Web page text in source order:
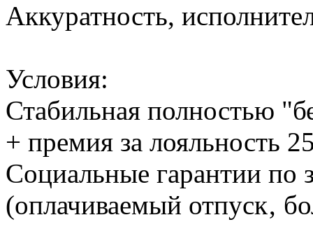
Аккуратность,
Условия:
Стабильная полностью
+ премия за лояльность
Социальные гарантии по
(оплачиваемый отпуск‚